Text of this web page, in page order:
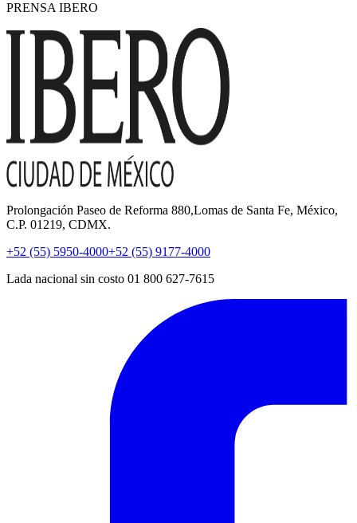
PRENSA IBERO
Prolongación Paseo de Reforma 880,Lomas de Santa Fe, México,
C.P. 01219, CDMX.
+52 (55) 5950-4000+52 (55) 9177-4000
Lada nacional sin costo 01 800 627-7615